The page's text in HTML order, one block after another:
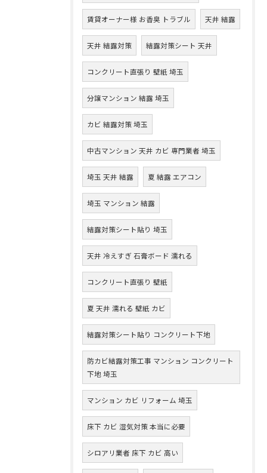
賃貸オーナー様 お香臭 トラブル 天井 結露
天井 結露対策 結露対策シート 天井
コンクリート直張り 壁紙 埼玉
分譲マンション 結露 埼玉
カビ 結露対策 埼玉
中古マンション 天井 カビ 専門業者 埼玉
埼玉 天井 結露 夏 結露 エアコン
埼玉 マンション 結露
結露対策シート貼り 埼玉
天井 冷えすぎ 石膏ボード 濡れる
コンクリート直張り 壁紙
夏 天井 濡れる 壁紙 カビ
結露対策シート貼り コンクリート下地
防カビ結露対策工事 マンション コンクリート
下地 埼玉
マンション カビ リフォーム 埼玉
床下 カビ 湿気対策 本当に必要
シロアリ業者 床下 カビ 高い